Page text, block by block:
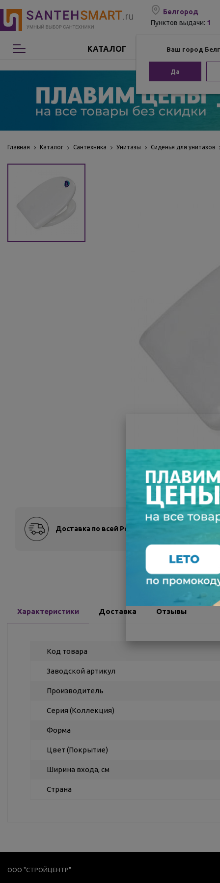
Белгород
Пунктов выдачи: 1
Ваш город
Да
КАТАЛОГ
Сантехника
Мебель для ванной
Аксессуары для ванной
Комплектующие
Главная Каталог Сантехника Унитазы Сиденья для унитазов
Доставка по всей России
Характеристики Доставка Отзывы
Код товара
Заводской артикул
Производитель
Серия (Коллекция)
Форма
Цвет (Покрытие)
Ширина входа, см
Страна
ООО "СТРОЙЦЕНТР"